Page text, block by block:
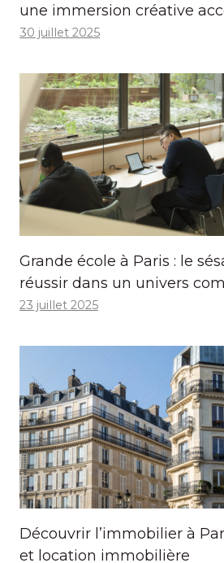
une immersion créative
30 juillet 2025
Grande école à Paris : le
réussir dans un univers
23 juillet 2025
Découvrir l’immobilier à
et location immobilière